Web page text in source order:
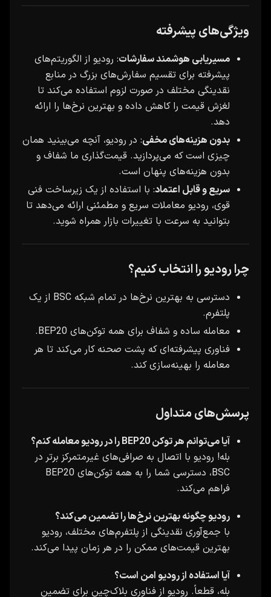
ویژگی‌های پیشرفته
مسیریابی هوشمند سفارشات: رودیو از الگوریتم‌های
پیشرفته برای تقسیم سفارش‌های بزرگ در منابع
نقدینگی مختلف در صورت لزوم استفاده می‌کند تا
لغزش قیمت را کاهش داده و بهترین نرخ‌ها را ارائه
دهد.
بدون هزینه‌های مخفی: در رودیو، آنچه می‌بینید همان
چیزی است که می‌پردازید. قیمت‌گذاری ما شفاف و
بدون هزینه‌های پنهان است.
سریع و قابل اعتماد: با استفاده از یک زیرساخت فنی
قوی، رودیو معاملات سریع و مطمئنی ارائه می‌دهد تا
بتوانید به سرعت با تغییرات بازار همراه شوید.
چرا رودیو را انتخاب کنیم؟
دسترسی به بهترین نرخ‌ها در تمام شبکه BSC از یک
پلتفرم.
معامله ساده و شفاف برای همه توکن‌های BEP20.
فناوری پیشرفته‌ای که پشت صحنه کار می‌کند تا هر
معامله را بهینه‌سازی کند.
پرسش‌های متداول
آیا می‌توانم هر توکن BEP20 را در رودیو معامله کنم؟
بله! رودیو با اتصال به صرافی‌های غیرمتمرکز برتر در
BSC، دسترسی شما را به همه توکن‌های BEP20
فراهم می‌کند.
رودیو چگونه بهترین نرخ‌ها را تضمین می‌کند؟
با جمع‌آوری نقدینگی از پلتفرم‌های مختلف، رودیو
بهترین قیمت‌های ممکن را در هر زمان پیدا می‌کند.
آیا استفاده از رودیو امن است؟
بله، قطعاً. رودیو از فناوری بلاک‌چین برای تضمین